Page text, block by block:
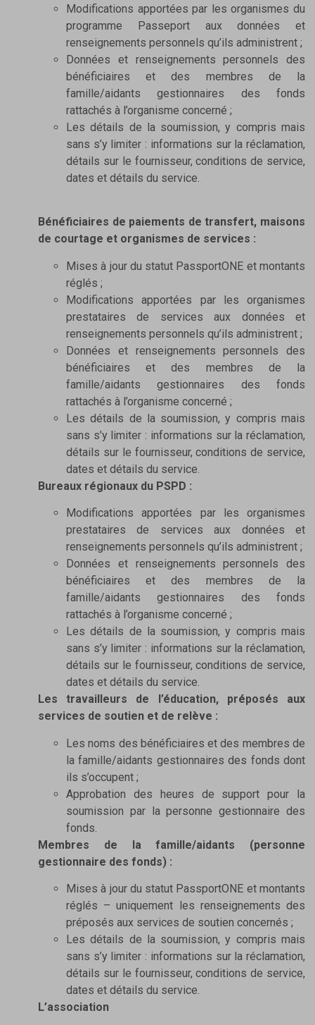
Modifications apportées par les organismes du
programme Passeport aux données et
renseignements personnels qu’ils administrent ;
Données et renseignements personnels des
bénéficiaires et des membres de la
famille/aidants gestionnaires des fonds
rattachés à l’organisme concerné ;
Les détails de la soumission, y compris mais
sans s’y limiter : informations sur la réclamation,
détails sur le fournisseur, conditions de service,
dates et détails du service.
Bénéficiaires de paiements de transfert, maisons
de courtage et organismes de services :
Mises à jour du statut PassportONE et montants
réglés ;
Modifications apportées par les organismes
prestataires de services aux données et
renseignements personnels qu’ils administrent ;
Données et renseignements personnels des
bénéficiaires et des membres de la
famille/aidants gestionnaires des fonds
rattachés à l’organisme concerné ;
Les détails de la soumission, y compris mais
sans s’y limiter : informations sur la réclamation,
détails sur le fournisseur, conditions de service,
dates et détails du service.
Bureaux régionaux du PSPD :
Modifications apportées par les organismes
prestataires de services aux données et
renseignements personnels qu’ils administrent ;
Données et renseignements personnels des
bénéficiaires et des membres de la
famille/aidants gestionnaires des fonds
rattachés à l’organisme concerné ;
Les détails de la soumission, y compris mais
sans s’y limiter : informations sur la réclamation,
détails sur le fournisseur, conditions de service,
dates et détails du service.
Les travailleurs de l’éducation, préposés aux
services de soutien et de relève :
Les noms des bénéficiaires et des membres de
la famille/aidants gestionnaires des fonds dont
ils s’occupent ;
Approbation des heures de support pour la
soumission par la personne gestionnaire des
fonds.
Membres de la famille/aidants (personne
gestionnaire des fonds) :
Mises à jour du statut PassportONE et montants
réglés – uniquement les renseignements des
préposés aux services de soutien concernés ;
Les détails de la soumission, y compris mais
sans s’y limiter : informations sur la réclamation,
détails sur le fournisseur, conditions de service,
dates et détails du service.
L’association